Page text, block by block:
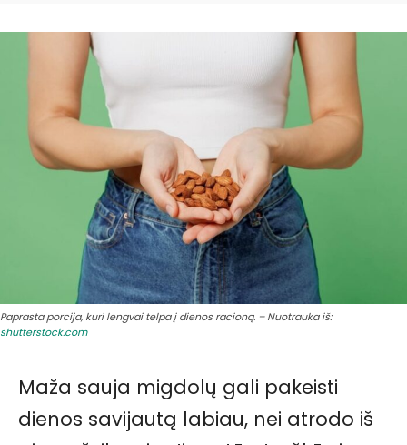
Paprasta porcija, kuri lengvai telpa į dienos racioną. – Nuotrauka iš:
shutterstock.com
Maža sauja migdolų gali pakeisti
dienos savijautą labiau, nei atrodo iš